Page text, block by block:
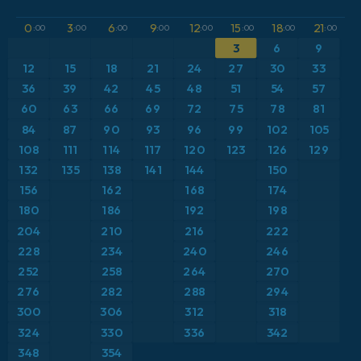
ICON Alemania 2 km
Caribe
Escandinavia
Estados Unidos
Europa
Francia
Grecia
Islandia
Anomalía de temperatura a 850 hPa
CAPE
Presión
Punto de rocío a 2 m
Ráfagas de Viento Máximas
Ráfagas de viento
Temperatura a 2 m
0 :00 3:00 6:00 9:00 12:00 15 :00 18:00 21:00
3 6 9
12 15 18 21 24 27 30
33
36
39 42 45 48 51 54
57
60
63 66 69 72 75 78
81
84
87 90 93 96 99 102
105
108
111 114 117 120 123 126
129
132
135 138 141 144 150
156 162 168 174
180 186 192
198
204
210 216
222
228
234 240
246
252
258 264 270
276 282 288 294
300 306 312
318
324
330 336
342
348
354